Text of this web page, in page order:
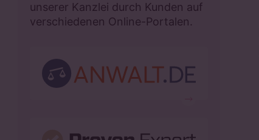
unserer Kanzlei durch Kunden auf
verschiedenen Online-Portalen.